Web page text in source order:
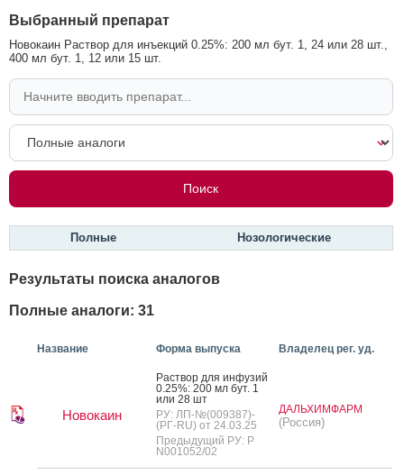
Выбранный препарат
Новокаин Раствор для инъекций 0.25%: 200 мл бут. 1, 24 или 28 шт.,
400 мл бут. 1, 12 или 15 шт.
Полные Нозологические
Результаты поиска аналогов
Полные аналоги: 31
Название Форма выпуска Владелец рег. уд.
Новокаин
Рас­твор для ин­фу­зий
0.25%: 200 мл бут. 1
или 28 шт
РУ: ЛП-№(009387)-
(РГ-RU) от 24.03.25
Предыдущий РУ: Р
N001052/02
ДАЛЬХИМФАРМ
(Россия)